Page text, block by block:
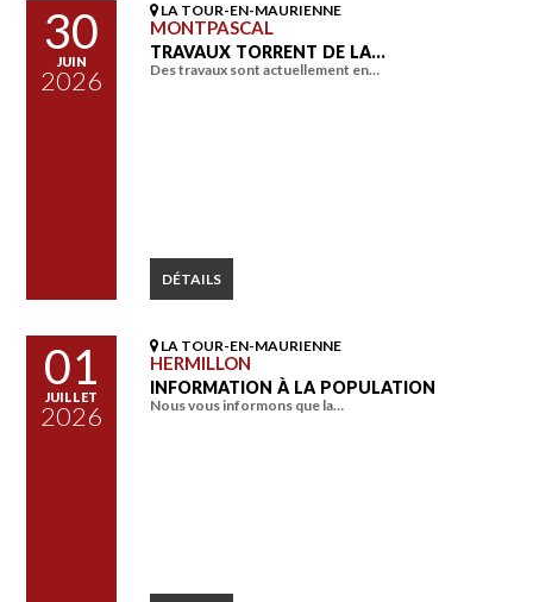
30
JUIN
2026
LA TOUR-EN-MAURIENNE
MONTPASCAL
TRAVAUX TORRENT DE LA…
Des travaux sont actuellement en…
DÉTAILS
01
JUILLET
2026
LA TOUR-EN-MAURIENNE
HERMILLON
INFORMATION À LA POPULATION
Nous vous informons que la…